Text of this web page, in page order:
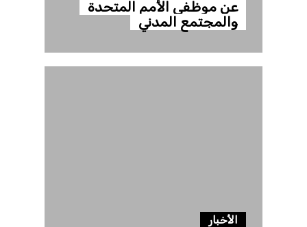
عن موظفي الأمم المتحدة
والمجتمع المدني
الأخبار